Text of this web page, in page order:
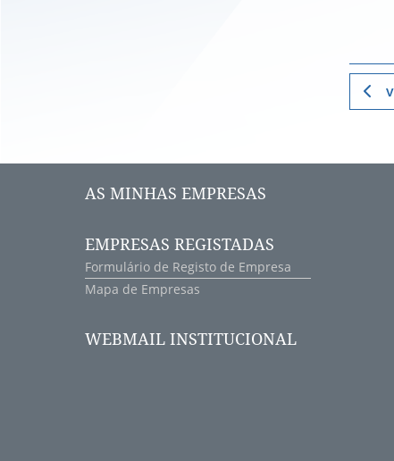
AS MINHAS EMPRESAS
EMPRESAS REGISTADAS
Formulário de Registo de Empresa
Mapa de Empresas
WEBMAIL INSTITUCIONAL